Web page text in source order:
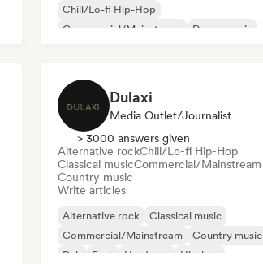
Chill/Lo-fi Hip-Hop
Commercial/Mainstream
Dance music
Dulaxi
Media Outlet/Journalist
> 3000 answers given
Alternative rockChill/Lo-fi Hip-Hop
Classical musicCommercial/Mainstream
Country music
Write articles
Alternative rock
Classical music
Commercial/Mainstream
Country music
Dub
Funk Hardcore Hip-hop